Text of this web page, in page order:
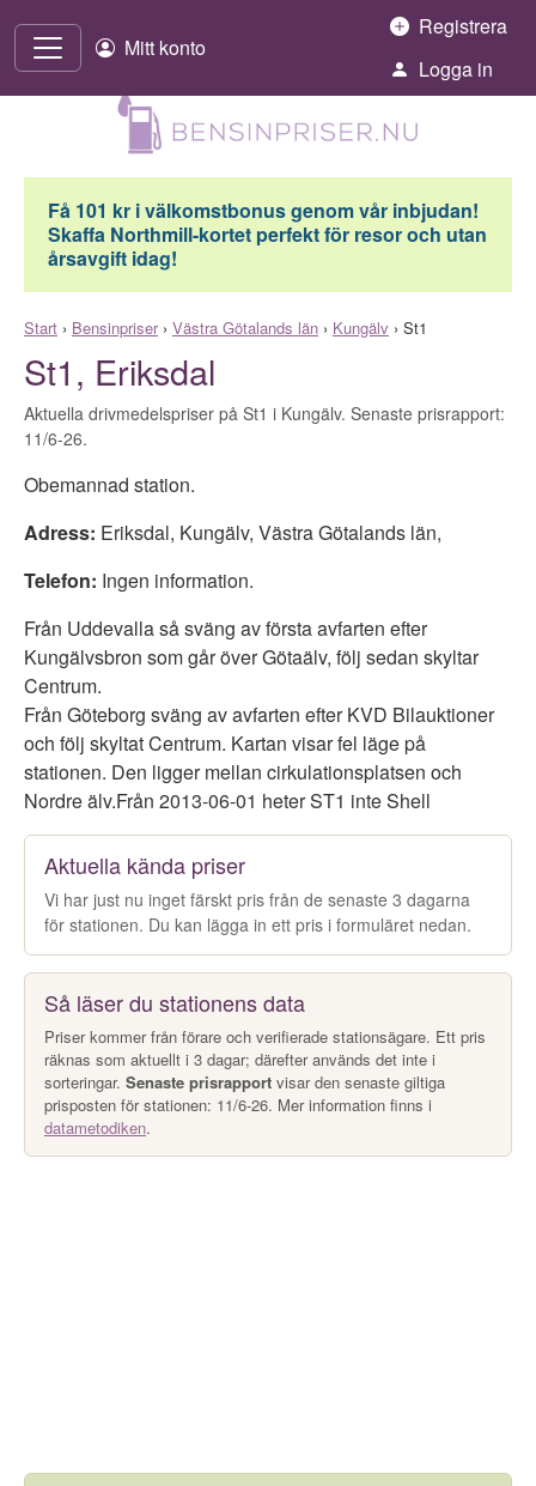
Mitt konto
Registrera
Logga in
Få 101 kr i välkomstbonus genom vår inbjudan!
Skaffa Northmill-kortet perfekt för resor och utan
årsavgift idag!
Start › Bensinpriser› Västra Götalands län › Kungälv › St1
St1, Eriksdal
Aktuella drivmedelspriser på St1 i Kungälv. Senaste prisrapport:
11/6-26.
Obemannad station.
Adress: Eriksdal, Kungälv, Västra Götalands län,
Telefon: Ingen information.
Från Uddevalla så sväng av första avfarten efter
Kungälvsbron som går över Götaälv, följ sedan skyltar
Centrum.
Från Göteborg sväng av avfarten efter KVD Bilauktioner
och följ skyltat Centrum. Kartan visar fel läge på
stationen. Den ligger mellan cirkulationsplatsen och
Nordre älv.Från 2013-06-01 heter ST1 inte Shell
Aktuella kända priser
Vi har just nu inget färskt pris från de senaste 3 dagarna
för stationen. Du kan lägga in ett pris i formuläret nedan.
Så läser du stationens data
Priser kommer från förare och verifierade stationsägare. Ett pris
räknas som aktuellt i 3 dagar; därefter används det inte i
sorteringar. Senaste prisrapport visar den senaste giltiga
prisposten för stationen: 11/6-26. Mer information finns i
datametodiken.